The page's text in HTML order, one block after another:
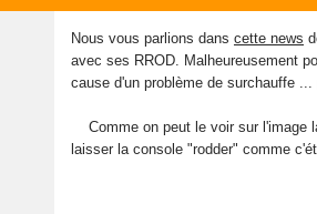
Nous vous parlions dans cette news
avec ses RROD. Malheureusement
cause d'un problème de surchauffe
Comme on peut le voir sur l'image
laisser la console "rodder" comme